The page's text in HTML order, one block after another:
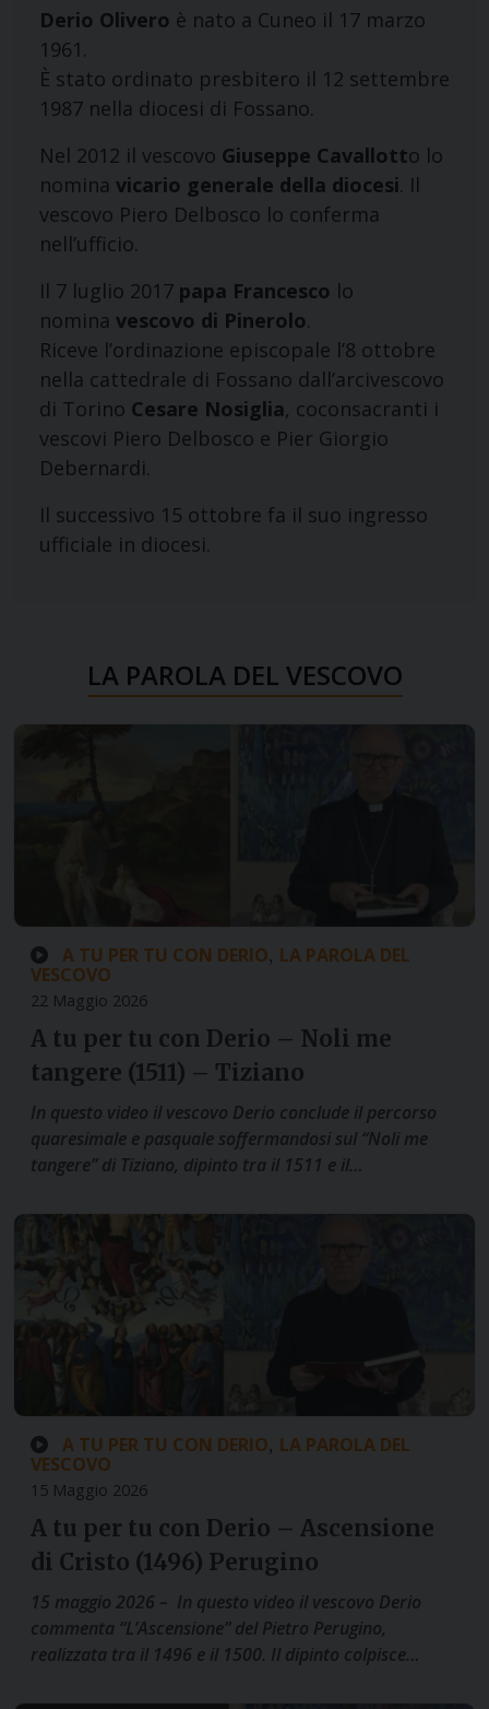
Derio Olivero è nato a Cuneo il 17 marzo
1961.
È stato ordinato presbitero il 12 settembre
1987 nella diocesi di Fossano.
Nel 2012 il vescovo Giuseppe Cavallotto lo
nomina vicario generale della diocesi. Il
vescovo Piero Delbosco lo conferma
nell’ufficio.
Il 7 luglio 2017 papa Francesco lo
nomina vescovo di Pinerolo.
Riceve l’ordinazione episcopale l’8 ottobre
nella cattedrale di Fossano dall’arcivescovo
di Torino Cesare Nosiglia, coconsacranti i
vescovi Piero Delbosco e Pier Giorgio
Debernardi.
Il successivo 15 ottobre fa il suo ingresso
ufficiale in diocesi.
LA PAROLA DEL VESCOVO
A TU PER TU CON DERIO, LA PAROLA DEL
VESCOVO
22 Maggio 2026
A tu per tu con Derio – Noli me
tangere (1511) – Tiziano
In questo video il vescovo Derio conclude il percorso
quaresimale e pasquale soffermandosi sul “Noli me
tangere” di Tiziano, dipinto tra il 1511 e il…
A TU PER TU CON DERIO, LA PAROLA DEL
VESCOVO
15 Maggio 2026
A tu per tu con Derio – Ascensione
di Cristo (1496) Perugino
15 maggio 2026 – In questo video il vescovo Derio
commenta “L’Ascensione” del Pietro Perugino,
realizzata tra il 1496 e il 1500. Il dipinto colpisce…